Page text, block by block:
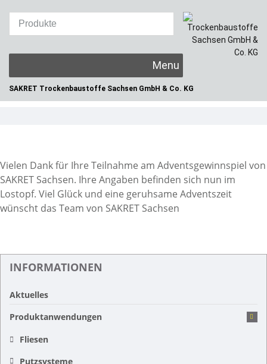
SAKRET Trockenbaustoffe Sachsen GmbH & Co. KG
content
Vielen Dank für Ihre Teilnahme am Adventsgewinnspiel von
SAKRET Sachsen. Ihre Angaben befinden sich nun im
Lostopf. Viel Glück und eine geruhsame Adventszeit
wünscht das Team von SAKRET Sachsen
INFORMATIONEN
Aktuelles
Produktanwendungen
Fliesen
Putzsysteme